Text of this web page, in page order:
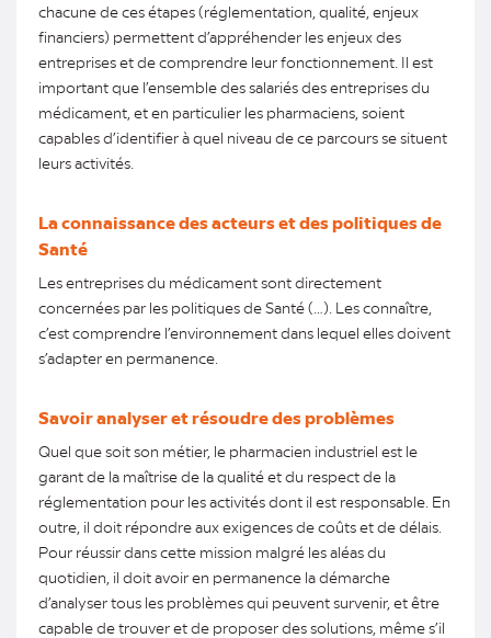
chacune de ces étapes (réglementation, qualité, enjeux
financiers) permettent d’appréhender les enjeux des
entreprises et de comprendre leur fonctionnement. Il est
important que l’ensemble des salariés des entreprises du
médicament, et en particulier les pharmaciens, soient
capables d’identifier à quel niveau de ce parcours se situent
leurs activités.
La connaissance des acteurs et des politiques de
Santé
Les entreprises du médicament sont directement
concernées par les politiques de Santé (…). Les connaître,
c’est comprendre l’environnement dans lequel elles doivent
s’adapter en permanence.
Savoir analyser et résoudre des problèmes
Quel que soit son métier, le pharmacien industriel est le
garant de la maîtrise de la qualité et du respect de la
réglementation pour les activités dont il est responsable. En
outre, il doit répondre aux exigences de coûts et de délais.
Pour réussir dans cette mission malgré les aléas du
quotidien, il doit avoir en permanence la démarche
d’analyser tous les problèmes qui peuvent survenir, et être
capable de trouver et de proposer des solutions, même s’il